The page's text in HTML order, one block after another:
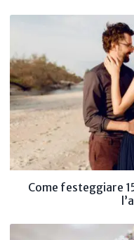
Come festeggiare